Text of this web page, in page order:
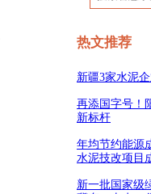
索
热文推荐
新疆3家水泥
再添国字号！
新标杆
年均节约能源
水泥技改项目
新一批国家级